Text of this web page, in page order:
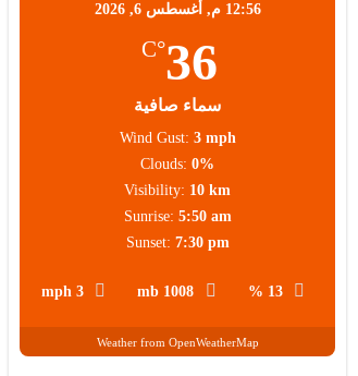
12:56 م, أغسطس 6, 2026
36
°C
سماء صافية
13 %
1008 mb
3 mph
Wind Gust: 3 mph
Clouds: 0%
Visibility: 10 km
Sunrise: 5:50 am
Sunset: 7:30 pm
Weather from OpenWeatherMap